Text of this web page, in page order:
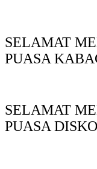
SELAMAT
PUASA
SELAMAT
PUASA